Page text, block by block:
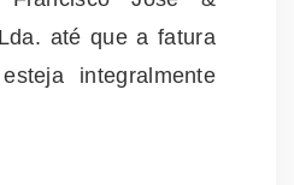
até que a fatura
integralmente